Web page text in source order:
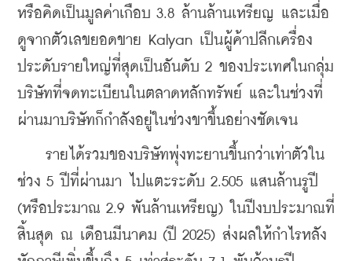
หรือคิดเป็นมูลค่าเกือบ 3.8 ล้านล้านเหรียญ และเมื่อ
ดูจากตัวเลขยอดขาย Kalyan เป็นผู้ค้าปลีกเครื่อง
ประดับรายใหญ่ที่สุดเป็นอันดับ 2 ของประเทศในกลุ่ม
บริษัทที่จดทะเบียนในตลาดหลักทรัพย์ และในช่วงที่
ผ่านมาบริษัทก็กำลังอยู่ในช่วงขาขึ้นอย่างชัดเจน
รายได้รวมของบริษัทพุ่งทะยานขึ้นกว่าเท่าตัวใน
ช่วง 5 ปีที่ผ่านมา ไปแตะระดับ 2.505 แสนล้านรูปี
(หรือประมาณ 2.9 พันล้านเหรียญ) ในปีงบประมาณที่
สิ้นสุด ณ เดือนมีนาคม (ปี 2025) ส่งผลให้กำไรหลัง